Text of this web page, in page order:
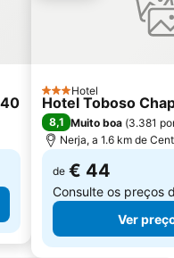
La Viñuela
Golf
3 Estrelas
Hotel
Hotel Toboso
8,1 Muito boa (3.381
Nerja, a 1.6 km de
de € 44
Consulte os preços
Ver